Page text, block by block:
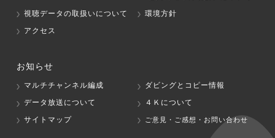
視聴データの取扱いについて
環境方針
アクセス
お知らせ
マルチチャンネル編成
ダビングとコピー情報
データ放送について
４Ｋについて
サイトマップ
ご意見・ご感想・お問い合わせ